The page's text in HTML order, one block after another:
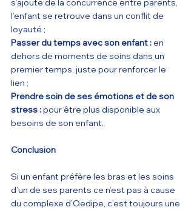
s’ajoute de la concurrence entre parents,
l’enfant se retrouve dans un conflit de
loyauté ;
Passer du temps avec son enfant : en
dehors de moments de soins dans un
premier temps, juste pour renforcer le
lien ;
Prendre soin de ses émotions et de son
stress : pour être plus disponible aux
besoins de son enfant.
Conclusion
Si un enfant préfère les bras et les soins
d’un de ses parents ce n’est pas à cause
du complexe d’Oedipe, c’est toujours une